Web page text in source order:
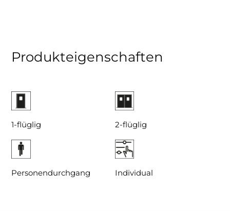
Produkteigenschaften
1-flüglig 2-flüglig
Personendurchgang Individual